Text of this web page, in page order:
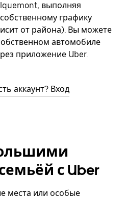
выполняя
графику
от района). Вы можете
автомобиле
приложение Uber.
аккаунт? Вход
с Uber
места или особые